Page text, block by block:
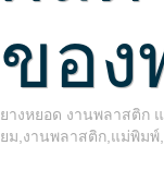
ของ
ยางหยอด งานพลาสติก
ยม,งานพลาสติก,แม่พิมพ์